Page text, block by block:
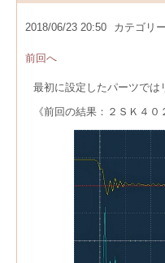
2018/06/23 20:50 カテゴリ
前回へ
最初に設定したパーツでは
《前回の結果：２ＳＫ４